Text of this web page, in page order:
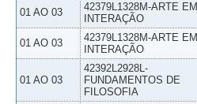
01 AO 03
42379L1328M-ARTE EM
INTERAÇÃO
01 AO 03
42379L1328M-ARTE EM
INTERAÇÃO
01 AO 03
42392L2928L-
FUNDAMENTOS DE
FILOSOFIA